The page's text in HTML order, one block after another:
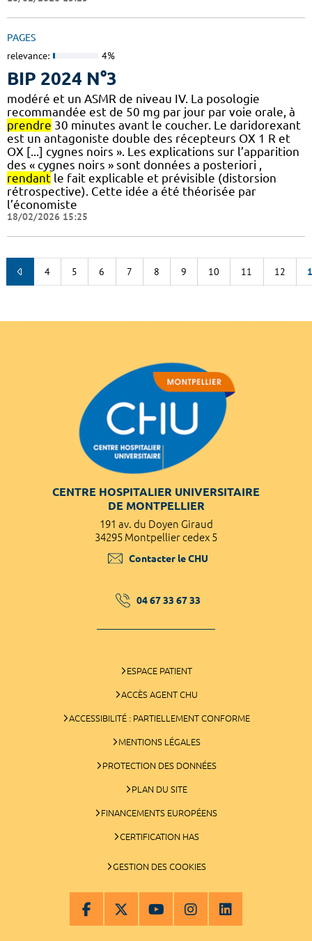
PAGES
relevance: 4%
BIP 2024 N°3
modéré et un ASMR de niveau IV. La posologie
recommandée est de 50 mg par jour par voie orale, à
prendre 30 minutes avant le coucher. Le daridorexant
est un antagoniste double des récepteurs OX 1 R et
OX [...] cygnes noirs ». Les explications sur l’apparition
des « cygnes noirs » sont données a posteriori ,
rendant le fait explicable et prévisible (distorsion
rétrospective). Cette idée a été théorisée par
l’économiste
18/02/2026 15:25
4 5 6 7 8 9 10 11 12
CENTRE HOSPITALIER UNIVERSITAIRE
DE MONTPELLIER
191 av. du Doyen Giraud
34295 Montpellier cedex 5
Contacter le CHU
04 67 33 67 33
ESPACE PATIENT
ACCÈS AGENT CHU
ACCESSIBILITÉ : PARTIELLEMENT CONFORME
MENTIONS LÉGALES
PROTECTION DES DONNÉES
PLAN DU SITE
FINANCEMENTS EUROPÉENS
CERTIFICATION HAS
GESTION DES COOKIES